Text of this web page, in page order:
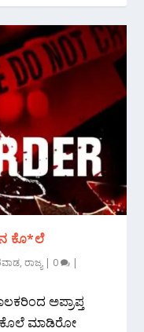
ಕೊ*ಲೆ
,ರಾಜ್ಯ| 0 |
ಅಪ್ರಾಪ್ತ
ಕೊಲೆ ಮಾಡಿರೋ